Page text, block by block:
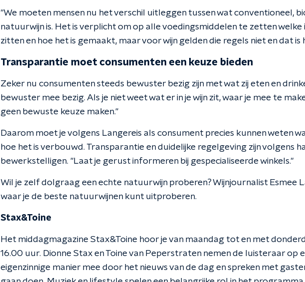
"We moeten mensen nu het verschil uitleggen tussen wat conventioneel,
natuurwijn is. Het is verplicht om op alle voedingsmiddelen te zetten welke
zitten en hoe het is gemaakt, maar voor wijn gelden die regels niet en dat is
Transparantie moet consumenten een keuze bieden
Zeker nu consumenten steeds bewuster bezig zijn met wat zij eten en
bewuster mee bezig. Als je niet weet wat er in je wijn zit, waar je mee te
geen bewuste keuze maken."
Daarom moet je volgens Langereis als consument precies kunnen weten
hoe het is verbouwd. Transparantie en duidelijke regelgeving zijn volgens
bewerkstelligen. "Laat je gerust informeren bij gespecialiseerde winkels."
Wil je zelf dolgraag een echte natuurwijn proberen? Wijnjournalist Esmee
waar je de beste natuurwijnen kunt uitproberen.
Stax&Toine
Het middagmagazine Stax&Toine hoor je van maandag tot en met
16.00 uur. Dionne Stax en Toine van Peperstraten nemen de luisteraar op
eigenzinnige manier mee door het nieuws van de dag en spreken met